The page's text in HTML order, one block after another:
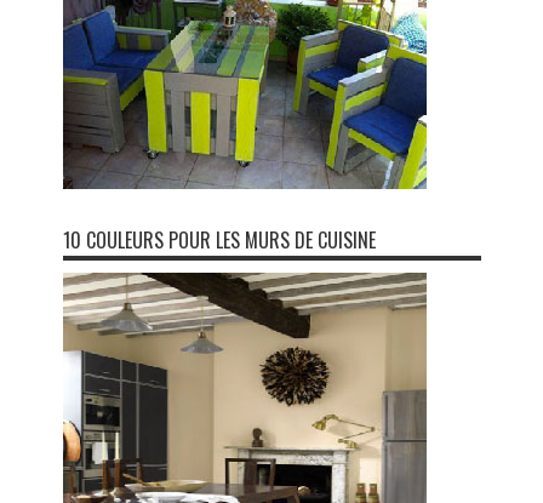
10 COULEURS POUR LES MURS DE CUISINE